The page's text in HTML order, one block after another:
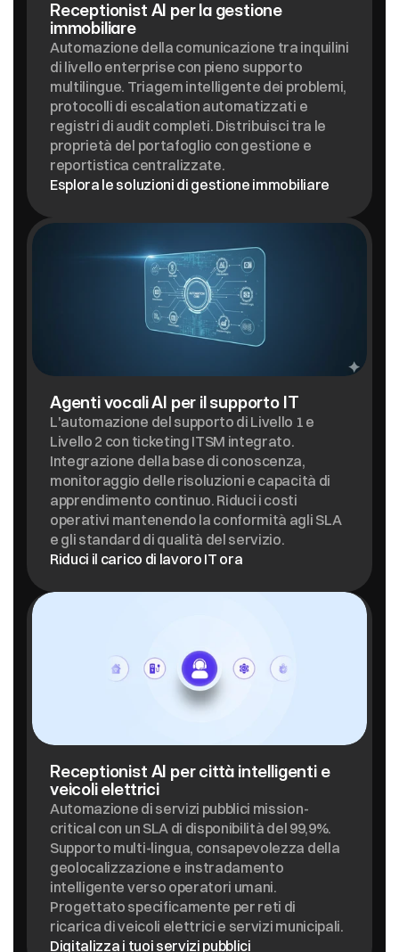
Receptionist AI per la gestione
immobiliare
Automazione della comunicazione tra inquilini
di livello enterprise con pieno supporto
multilingue. Triagem intelligente dei problemi,
protocolli di escalation automatizzati e
registri di audit completi. Distribuisci tra le
proprietà del portafoglio con gestione e
reportistica centralizzate.
Esplora le soluzioni di gestione immobiliare
Agenti vocali AI per il supporto IT
L'automazione del supporto di Livello 1 e
Livello 2 con ticketing ITSM integrato.
Integrazione della base di conoscenza,
monitoraggio delle risoluzioni e capacità di
apprendimento continuo. Riduci i costi
operativi mantenendo la conformità agli SLA
e gli standard di qualità del servizio.
Riduci il carico di lavoro IT ora
Receptionist AI per città intelligenti e
veicoli elettrici
Automazione di servizi pubblici mission-
critical con un SLA di disponibilità del 99,9%.
Supporto multi-lingua, consapevolezza della
geolocalizzazione e instradamento
intelligente verso operatori umani.
Progettato specificamente per reti di
ricarica di veicoli elettrici e servizi municipali.
Digitalizza i tuoi servizi pubblici